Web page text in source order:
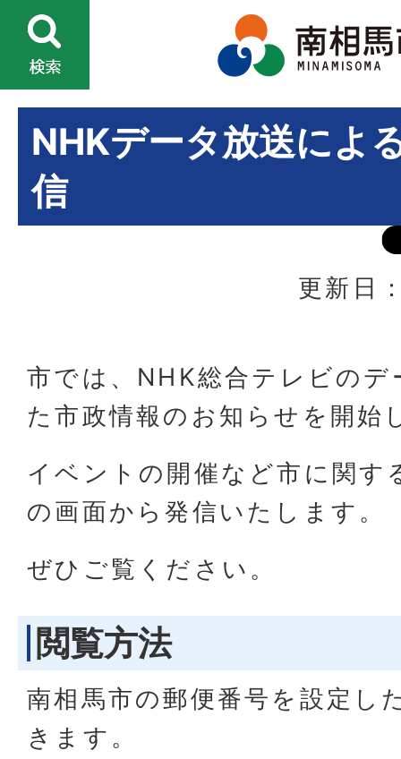
NHKデータ放送によ
信
更新日
市では、NHK総合テレビのデ
た市政情報のお知らせを開始
イベントの開催など市に関す
の画面から発信いたします。
ぜひご覧ください。
閲覧方法
南相馬市の郵便番号を設定し
きます。